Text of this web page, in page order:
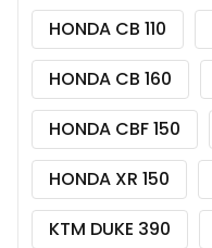
HONDA CB 110
HONDA CB 160
HONDA CBF 150
HONDA XR 150
KTM DUKE 390